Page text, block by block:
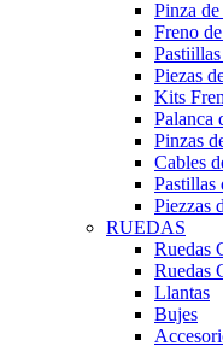
Pinza
Freno
Piezas
Kits
Palanca
Pinzas
Cables
Pastillas
Piezzas
RUEDAS
Ruedas
Ruedas
Llantas
Bujes